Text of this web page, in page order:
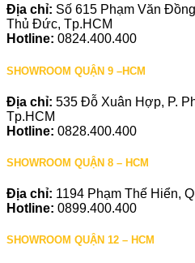
Địa chỉ: Số 615 Phạm Văn
Thủ Đức, Tp.HCM
Hotline: 0824.400.400
SHOWROOM QUẬN 9 –HCM
Địa chỉ: 535 Đỗ Xuân Hợp, P.
Tp.HCM
Hotline: 0828.400.400
SHOWROOM QUẬN 8 – HCM
Địa chỉ: 1194 Phạm Thế Hiển,
Hotline: 0899.400.400
SHOWROOM QUẬN 12 – HCM